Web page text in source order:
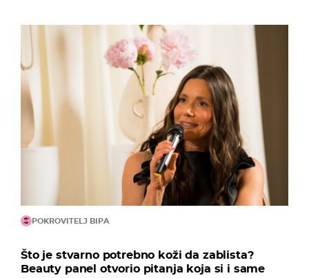
POKROVITELJ BIPA
Što je stvarno potrebno koži da zablista?
Beauty panel otvorio pitanja koja si i same